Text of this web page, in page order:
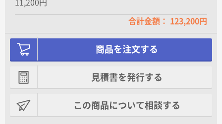
11,200円
合計金額： 123,200円
商品を注文する
見積書を発行する
この商品について相談する